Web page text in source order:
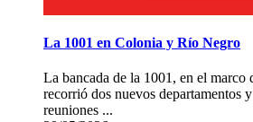
La 1001 en Colonia y Río Negro
La bancada de la 1001, en el marco
recorrió dos nuevos departamentos
reuniones ...